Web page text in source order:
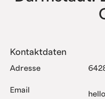
Kontaktdaten
Adresse
Email